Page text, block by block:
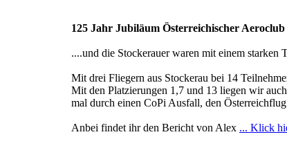
125 Jahr Jubiläum Österreichischer
....und die Stockerauer waren mit einem starken
Mit drei Fliegern aus Stockerau bei 14
Mit den Platzierungen 1,7 und 13 liegen wir
mal durch einen CoPi Ausfall, den
Anbei findet ihr den Bericht von Alex ... Klick